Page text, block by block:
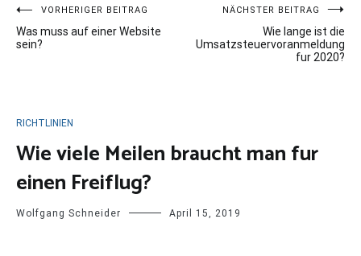
Beitragsnavigation
VORHERIGER BEITRAG
Was muss auf einer Website
sein?
NÄCHSTER BEITRAG
Wie lange ist die
Umsatzsteuervoranmeldung
fur 2020?
RICHTLINIEN
Wie viele Meilen braucht man fur
einen Freiflug?
Wolfgang Schneider April 15, 2019